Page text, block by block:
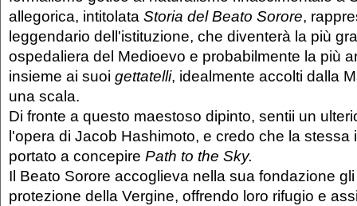
allegorica, intitolata Storia del Beato Sorore,
leggendario dell'istituzione, che diventerà la più
ospedaliera del Medioevo e probabilmente la più
insieme ai suoi gettatelli, idealmente accolti dalla
una scala.
Di fronte a questo maestoso dipinto, sentii un
l'opera di Jacob Hashimoto, e credo che la stessa
portato a concepire Path to the Sky.
Il Beato Sorore accoglieva nella sua fondazione
protezione della Vergine, offrendo loro rifugio e